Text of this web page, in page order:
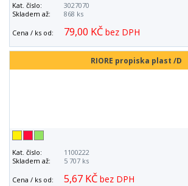
Kat. číslo:
3027070
Skladem až:
868 ks
Cena / ks od: 79,00 KČ bez DPH
RIORE propiska plast /D
Kat. číslo:
1100222
Skladem až:
5 707 ks
Cena / ks od: 5,67 KČ bez DPH